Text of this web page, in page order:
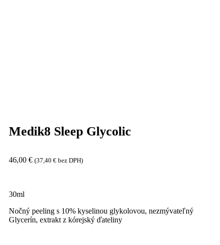
Medik8 Sleep Glycolic
46,00 € (37,40 € bez DPH)
30ml
Nočný peeling s 10% kyselinou glykolovou, nezmývateľný
Glycerín, extrakt z kórejský ďateliny